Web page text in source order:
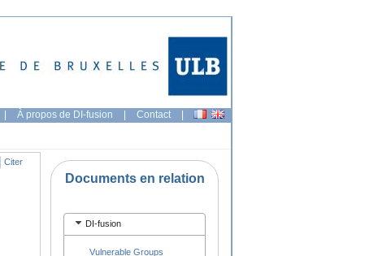
| À propos de DI-fusion | Contact |
Citer
Documents en relation
DI-fusion
Vulnerable Groups